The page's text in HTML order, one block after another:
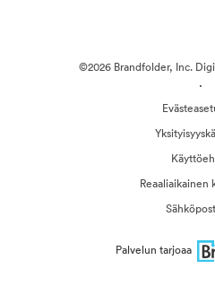
©2026 Brandfolder, Inc.
·
Reaaliaikainen
Palvelun tarjoaa